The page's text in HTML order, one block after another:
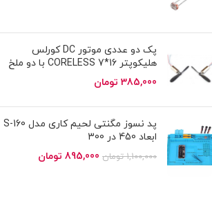
پک دو عددی موتور DC کورلس
هلیکوپتر 16*7 CORELESS با دو ملخ
385,000 تومان
پد نسوز مگنتی لحیم کاری مدل S-160
ابعاد 450 در 300
1,100,000 تومان 895,000 تومان